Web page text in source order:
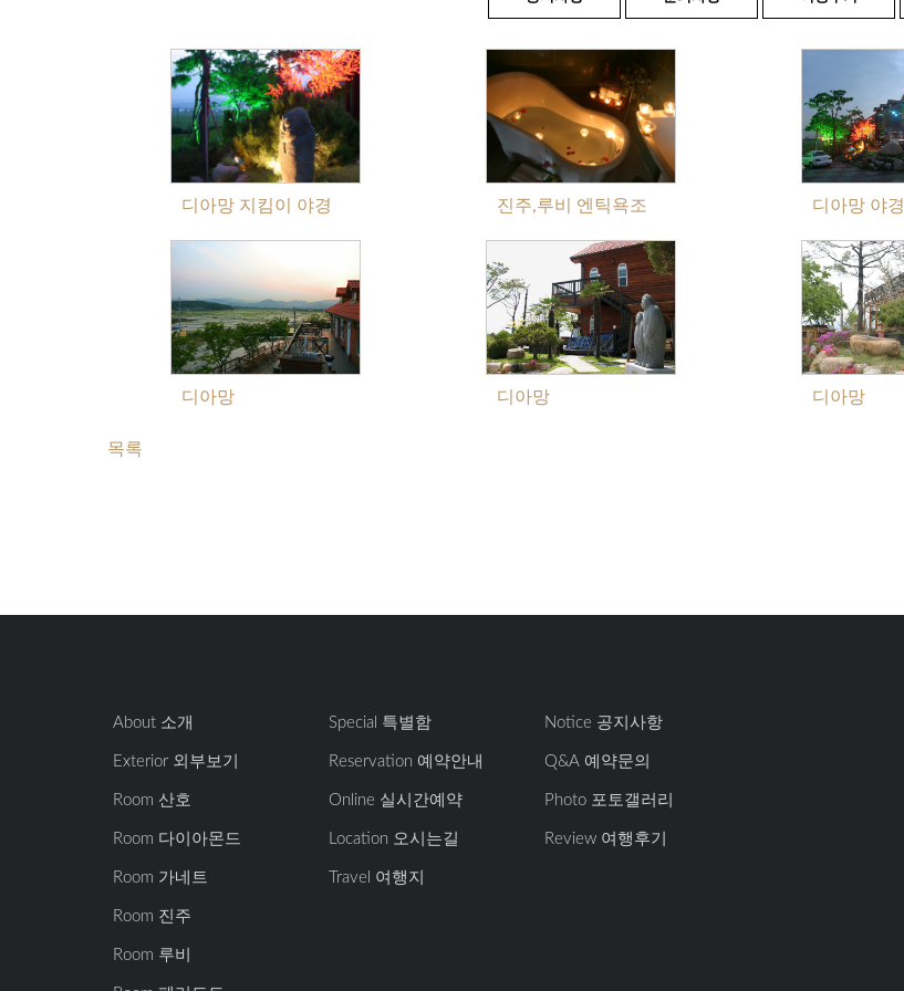
디아망 지킴이 야경 진주,루비 엔틱욕조 디아망 야경
디아망 디아망 디아망
목록
About 소개
Exterior 외부보기
Room 산호
Room 다이아몬드
Room 가네트
Room 진주
Room 루비
Special 특별함
Reservation 예약안내
Online 실시간예약
Location 오시는길
Travel 여행지
Notice 공지사항
Q&A 예약문의
Photo 포토갤러리
Review 여행후기